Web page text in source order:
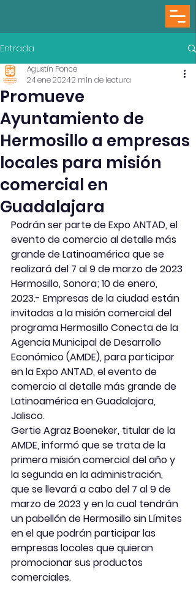
Entrada
Promueve
Ayuntamiento de
Hermosillo a empresas
locales para misión
comercial en
Guadalajara
Agustín Ponce
24 ene 20242 min de lectura
Podrán ser parte de Expo ANTAD, el
evento de comercio al detalle más
grande de Latinoamérica que se
realizará del 7 al 9 de marzo de 2023
Hermosillo, Sonora; 10 de enero,
2023.- Empresas de la ciudad están
invitadas a la misión comercial del
programa Hermosillo Conecta de la
Agencia Municipal de Desarrollo
Económico (AMDE), para participar
en la Expo ANTAD, el evento de
comercio al detalle más grande de
Latinoamérica en Guadalajara,
Jalisco.
Gertie Agraz Boeneker, titular de la
AMDE, informó que se trata de la
primera misión comercial del año y
la segunda en la administración,
que se llevará a cabo del 7 al 9 de
marzo de 2023 y en la cual tendrán
un pabellón de Hermosillo sin Límites
en el que podrán participar las
empresas locales que quieran
promocionar sus productos
comerciales.